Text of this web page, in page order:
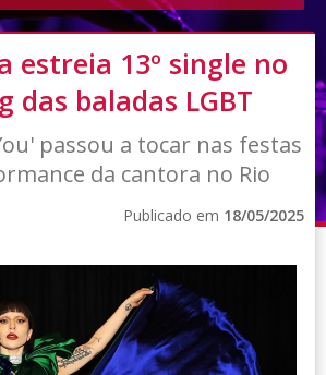
estreia 13º single no
das baladas LGBT
passou a tocar nas festas
da cantora no Rio
Publicado em 18/05/2025